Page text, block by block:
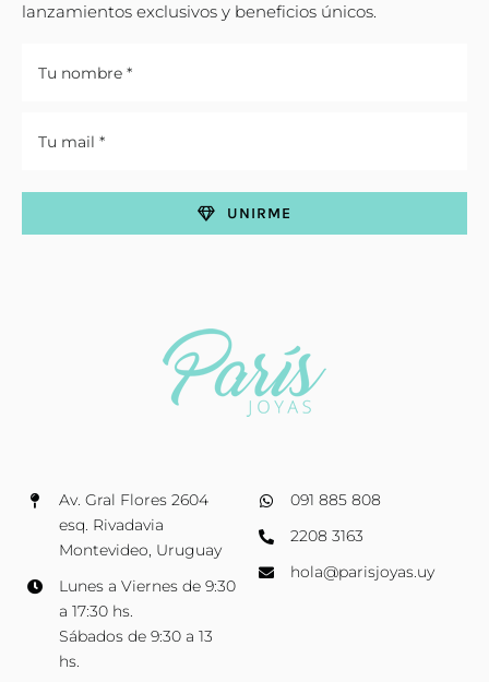
Av. Gral Flores 2604
esq. Rivadavia
Montevideo, Uruguay
Lunes a Viernes de 9:30
a 17:30 hs.
Sábados de 9:30 a 13
hs.
091 885 808
2208 3163
hola@parisjoyas.uy
lanzamientos exclusivos y beneficios únicos.
UNIRME